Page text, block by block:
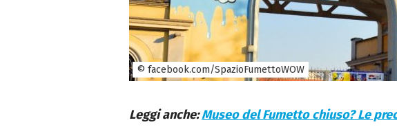
© facebook.com/SpazioFumettoWOW
Leggi anche:Museo del Fumetto chiuso? Le